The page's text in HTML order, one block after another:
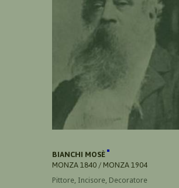
BIANCHI MOSÈ
MONZA 1840 / MONZA 1904
Pittore, Incisore, Decoratore